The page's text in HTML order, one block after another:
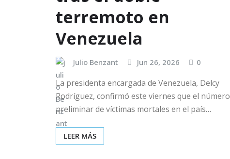
terremoto en
Venezuela
Julio Benzant Jun 26, 2026 0
La presidenta encargada de Venezuela, Delcy
Rodríguez, confirmó este viernes que el número
preliminar de víctimas mortales en el país…
LEER MÁS